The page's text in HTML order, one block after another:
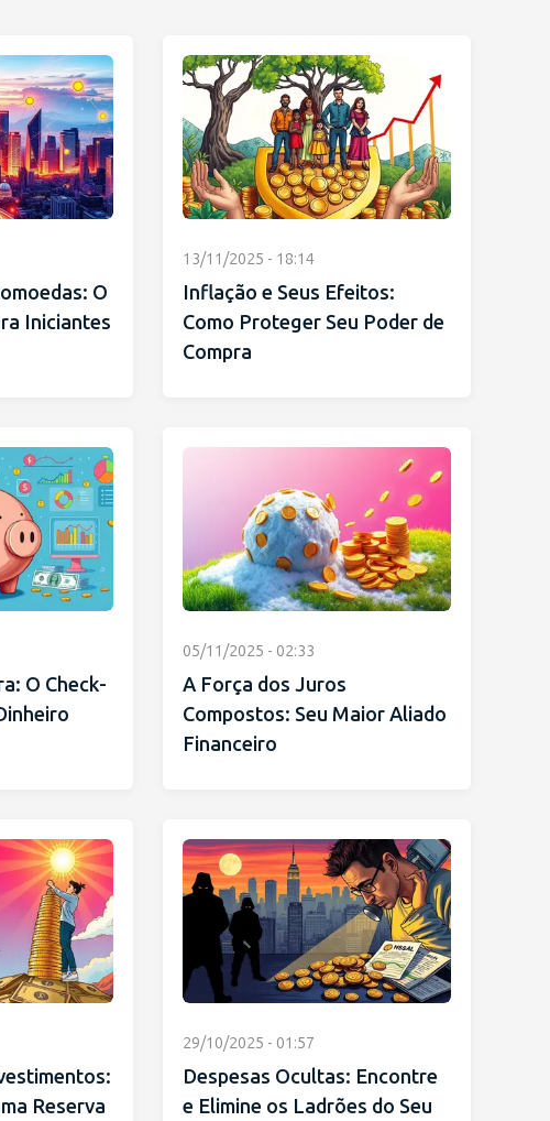
O
Iniciantes
13/11/2025 - 18:14
Inflação e Seus Efeitos:
Como Proteger Seu Poder de
Compra
O Check-
05/11/2025 - 02:33
A Força dos Juros
Compostos: Seu Maior Aliado
Financeiro
Reserva
29/10/2025 - 01:57
Despesas Ocultas: Encontre
e Elimine os Ladrões do Seu